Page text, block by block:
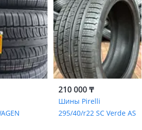
210 000 ₸
Шины Pirelli
295/40/r22 SC Verde AS